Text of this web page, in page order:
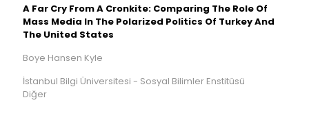
A Far Cry From A Cronkite: Comparing The Role Of
Mass Media In The Polarized Politics Of Turkey And
The United States
Boye Hansen Kyle
İstanbul Bilgi Üniversitesi - Sosyal Bilimler Enstitüsü
Diğer